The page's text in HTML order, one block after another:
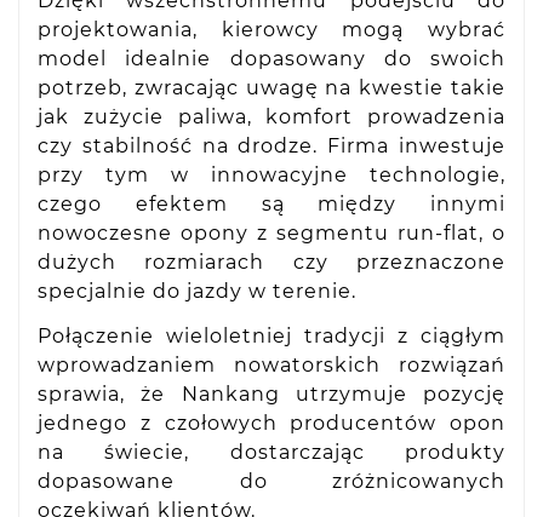
projektowania, kierowcy mogą wybrać
model idealnie dopasowany do swoich
potrzeb, zwracając uwagę na kwestie takie
jak zużycie paliwa, komfort prowadzenia
czy stabilność na drodze. Firma inwestuje
przy tym w innowacyjne technologie,
czego efektem są między innymi
nowoczesne opony z segmentu run-flat, o
dużych rozmiarach czy przeznaczone
specjalnie do jazdy w terenie.
Połączenie wieloletniej tradycji z ciągłym
wprowadzaniem nowatorskich rozwiązań
sprawia, że Nankang utrzymuje pozycję
jednego z czołowych producentów opon
na świecie, dostarczając produkty
dopasowane do zróżnicowanych
oczekiwań klientów.